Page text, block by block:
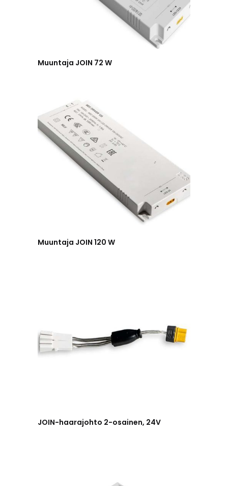
Muuntaja JOIN 72 W
Muuntaja JOIN 120 W
JOIN-haarajohto 2-osainen, 24V